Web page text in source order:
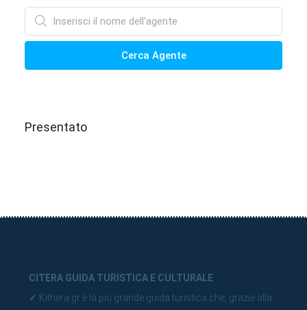
Cerca Agente
Presentato
CITERA GUIDA TURISTICA E CULTURALE
✓ Kithera.gr è la più grande guida turistica che, grazie alla